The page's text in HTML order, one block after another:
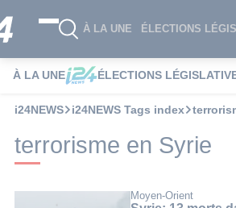
À LA UNE ÉLECTIONS
À LA UNE ÉLECTIONS
i24NEWS i24NEWS Tags index
terrorisme en Syrie
Moyen-Orient